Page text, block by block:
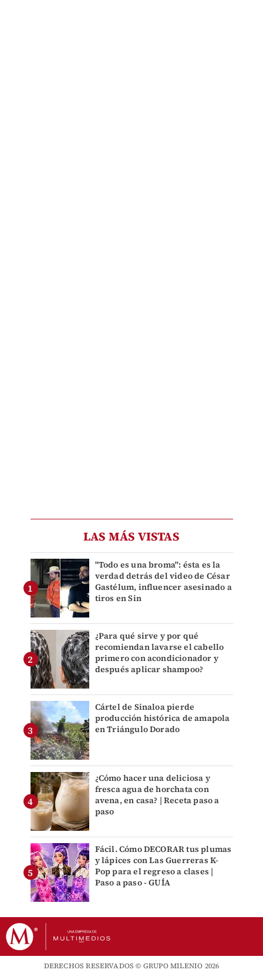
LAS MÁS VISTAS
"Todo es una broma": ésta es la
verdad detrás del video de César
Gastélum, influencer asesinado a
tiros en Sin
¿Para qué sirve y por qué
recomiendan lavarse el cabello
primero con acondicionador y
después aplicar shampoo?
Cártel de Sinaloa pierde
producción histórica de amapola
en Triángulo Dorado
¿Cómo hacer una deliciosa y
fresca agua de horchata con
avena, en casa? | Receta paso a
paso
Fácil. Cómo DECORAR tus plumas
y lápices con Las Guerreras K-
Pop para el regreso a clases |
Paso a paso - GUÍA
DERECHOS RESERVADOS © GRUPO MILENIO 2026